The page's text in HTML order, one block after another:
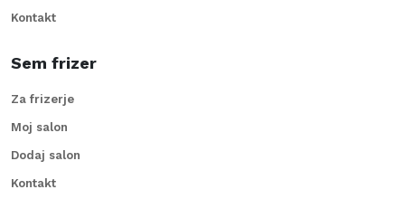
Kontakt
Sem frizer
Za frizerje
Moj salon
Dodaj salon
Kontakt